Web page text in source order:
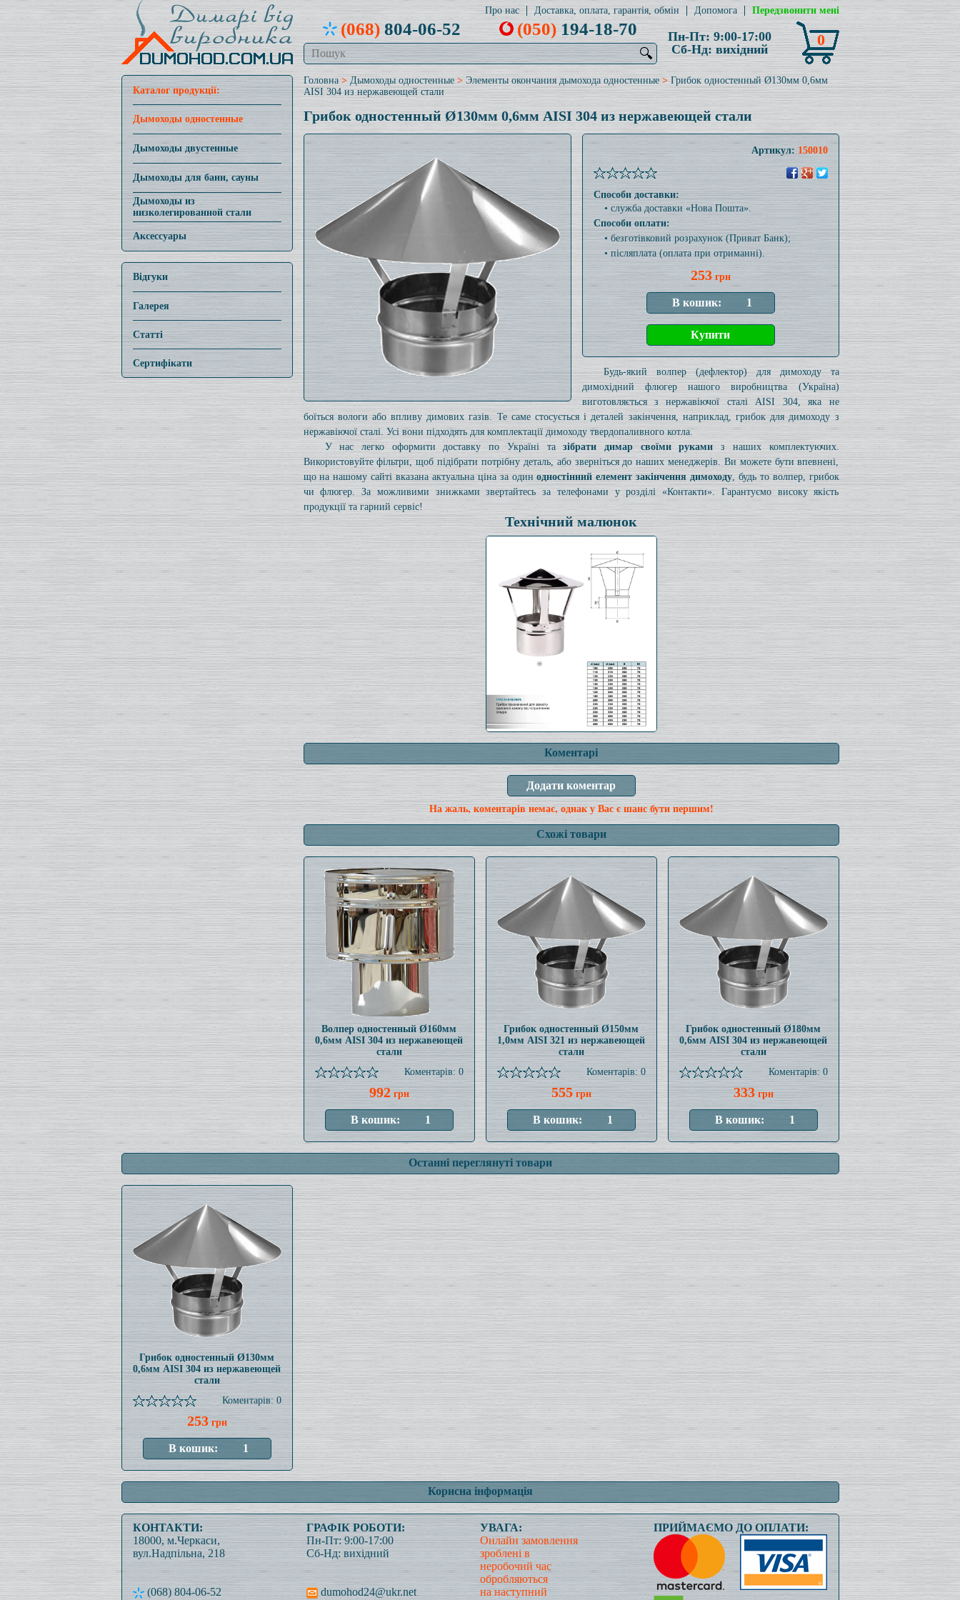
Про нас Доставка, оплата, гарантія, обмін Допомога Передзвонити мені
(068)804-06-52 (050)194-18-70
🔍
Пн-Пт: 9:00-17:00
Сб-Нд: вихідний
0
Каталог продукції:
Дымоходы одностенные
Дымоходы двустенные
Дымоходы для бани, сауны
Дымоходы из
низколегированной стали
Аксессуары
Відгуки
Галерея
Статті
Сертифікати
Головна> Дымоходы одностенные> Элементы окончания дымохода одностенные>Грибок одностенный Ø130мм 0,6мм
AISI 304 из нержавеющей стали
Грибок одностенный Ø130мм 0,6мм AISI 304 из нержавеющей стали
Артикул:150010
Способи доставки:
• служба доставки «Нова Пошта».
Способи оплати:
• безготівковий розрахунок (Приват Банк);
• післяплата (оплата при отриманні).
253грн
Будь-який волпер (дефлектор) для димоходу та
димохідний флюгер нашого виробництва (Україна)
виготовляється з нержавіючої сталі AISI 304, яка не
боїться вологи або впливу димових газів. Те саме стосується і деталей закінчення, наприклад, грибок для димоходу з
нержавіючої сталі. Усі вони підходять для комплектації димоходу твердопаливного котла.
У нас легко оформити доставку по Україні тазібрати димар своїми руками з наших комплектуючих.
Використовуйте фільтри, щоб підібрати потрібну деталь, або зверніться до наших менеджерів. Ви можете бути впевнені,
що на нашому сайті вказана актуальна ціна за одинодностінний елемент закінчення димоходу, будь то волпер, грибок
чи флюгер. За можливими знижками звертайтесь за телефонами у розділі «Контакти». Гарантуємо високу якість
продукції та гарний сервіс!
Технічний малюнок
Коментарі
На жаль, коментарів немає, однак у Вас є шанс бути першим!
Схожі товари
Волпер одностенный Ø160мм
0,6мм AISI 304 из нержавеющей
стали
Коментарів: 0
992грн
Грибок одностенный Ø150мм
1,0мм AISI 321 из нержавеющей
стали
Коментарів: 0
555грн
Грибок одностенный Ø180мм
0,6мм AISI 304 из нержавеющей
стали
Коментарів: 0
333грн
Останні переглянуті товари
Грибок одностенный Ø130мм
0,6мм AISI 304 из нержавеющей
стали
Коментарів: 0
253грн
Корисна інформація
КОНТАКТИ:
18000, м.Черкаси,
вул.Надпільна, 218
(068) 804-06-52
ГРАФІК РОБОТИ:
Пн-Пт: 9:00-17:00
Сб-Нд: вихідний
dumohod24@ukr.net
УВАГА:
Онлайн замовлення
зроблені в
неробочий час
обробляються
на наступний
ПРИЙМАЄМО ДО ОПЛАТИ: